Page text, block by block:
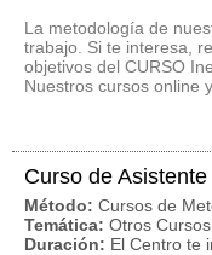
La metodología de
trabajo. Si te interesa,
objetivos del CURSO
Nuestros cursos online
Curso de
Método: Cursos de
Temática: Otros
Duración: El Centro te